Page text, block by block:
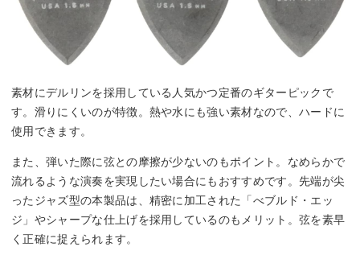
素材にデルリンを採用している人気かつ定番のギターピックで
す。滑りにくいのが特徴。熱や水にも強い素材なので、ハードに
使用できます。
また、弾いた際に弦との摩擦が少ないのもポイント。なめらかで
流れるような演奏を実現したい場合にもおすすめです。先端が尖
ったジャズ型の本製品は、精密に加工された「べブルド・エッ
ジ」やシャープな仕上げを採用しているのもメリット。弦を素早
く正確に捉えられます。